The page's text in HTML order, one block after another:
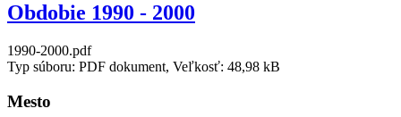
Obdobie 1990 - 2000
1990-2000.pdf
Typ súboru: PDF dokument, Veľkosť: 48,98 kB
Mesto